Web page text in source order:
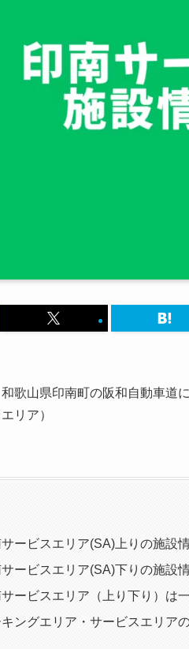
歌山県印南町の阪和自動車道
リア）
ービスエリア(SA)上りの施設
ービスエリア(SA)下りの施設
ービスエリア（上り下り）は
ングエリア・サービスエリア